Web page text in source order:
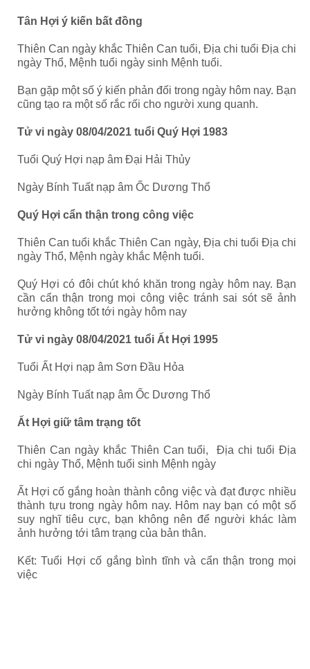
Tân Hợi ý kiến bất đồng
Thiên Can ngày khắc Thiên Can tuổi, Địa chi tuổi Địa chi
ngày Thổ, Mệnh tuổi ngày sinh Mệnh tuổi.
Bạn gặp một số ý kiến phản đối trong ngày hôm nay. Bạn
cũng tạo ra một số rắc rối cho người xung quanh.
Tử vi ngày 08/04/2021 tuổi Quý Hợi 1983
Tuổi Quý Hợi nạp âm Đại Hải Thủy
Ngày Bính Tuất nạp âm Ốc Dương Thổ
Quý Hợi cẩn thận trong công việc
Thiên Can tuổi khắc Thiên Can ngày, Địa chi tuổi Địa chi
ngày Thổ, Mệnh ngày khắc Mệnh tuổi.
Quý Hợi có đôi chút khó khăn trong ngày hôm nay. Bạn
cần cẩn thận trong mọi công việc tránh sai sót sẽ ảnh
hưởng không tốt tới ngày hôm nay
Tử vi ngày 08/04/2021 tuổi Ất Hợi 1995
Tuổi Ất Hợi nạp âm Sơn Đầu Hỏa
Ngày Bính Tuất nạp âm Ốc Dương Thổ
Ất Hợi giữ tâm trạng tốt
Thiên Can ngày khắc Thiên Can tuổi, Địa chi tuổi Địa
chi ngày Thổ, Mệnh tuổi sinh Mệnh ngày
Ất Hợi cố gắng hoàn thành công việc và đạt được nhiều
thành tựu trong ngày hôm nay. Hôm nay bạn có một số
suy nghĩ tiêu cực, bạn không nên để người khác làm
ảnh hưởng tới tâm trạng của bản thân.
Kết: Tuổi Hợi cố gắng bình tĩnh và cẩn thận trong mọi
việc